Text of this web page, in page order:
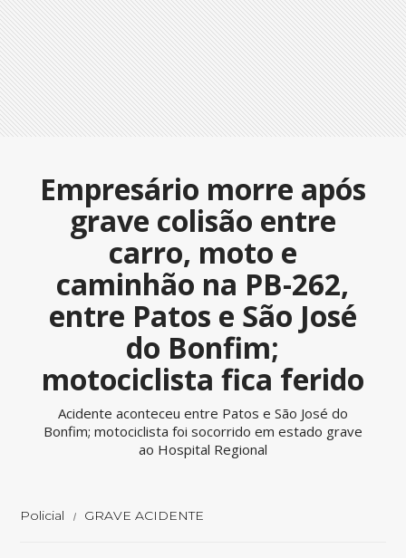
Empresário morre após
grave colisão entre
carro, moto e
caminhão na PB-262,
entre Patos e São José
do Bonfim;
motociclista fica ferido
Acidente aconteceu entre Patos e São José do
Bonfim; motociclista foi socorrido em estado grave
ao Hospital Regional
Policial GRAVE ACIDENTE